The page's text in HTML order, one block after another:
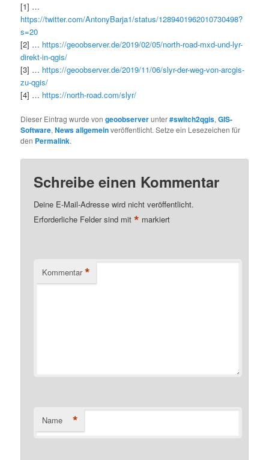
[1] …
https://twitter.com/AntonyBarja1/status/1289401962010730498?
s=20
[2] … https://geoobserver.de/2019/02/05/north-road-mxd-und-lyr-
direkt-in-qgis/
[3] … https://geoobserver.de/2019/11/06/slyr-der-weg-von-arcgis-
zu-qgis/
[4] … https://north-road.com/slyr/
Dieser Eintrag wurde vongeoobserverunter#switch2qgis,GIS-
Software,News allgemeinveröffentlicht. Setze ein Lesezeichen für
den Permalink.
Schreibe einen Kommentar
Deine E-Mail-Adresse wird nicht veröffentlicht.
Erforderliche Felder sind mit* markiert
Kommentar *
Name *